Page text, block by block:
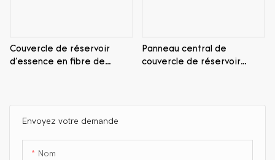
Envoyez votre demande
Nom
Couvercle de réservoir
d'essence en fibre de
Panneau central de
couvercle de réservoir